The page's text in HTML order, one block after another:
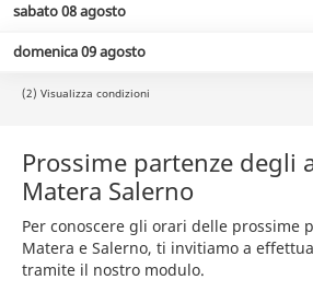
sabato 08 agosto
domenica 09 agosto
(2) Visualizza condizioni
Prossime partenze degli
Matera Salerno
Per conoscere gli orari delle prossime
Matera e Salerno, ti invitiamo a
tramite il nostro modulo.